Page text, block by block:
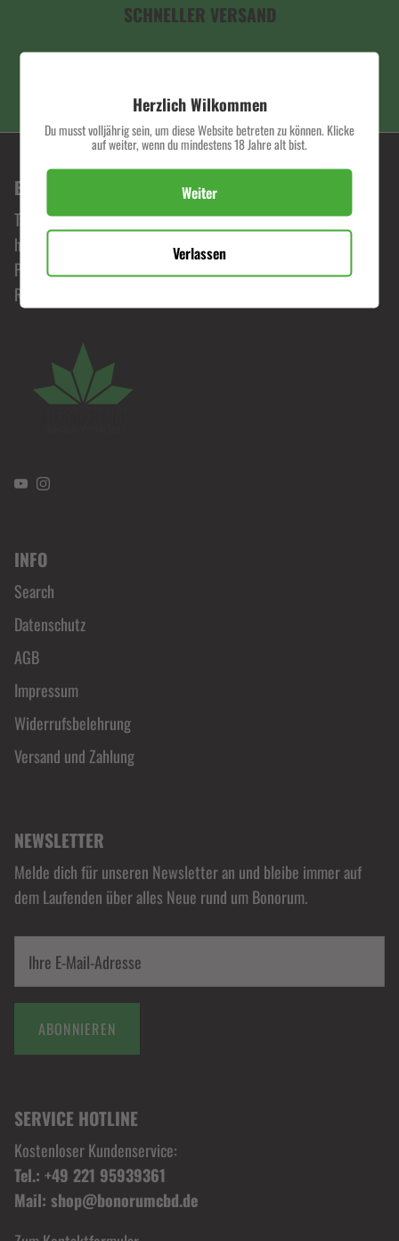
SCHNELLER VERSAND
PREMIUM QUALITÄT
BONORUM PREMIUM HEMP SHOP
Tauche ein in die Welt von Bonorum, wo Leidenschaft für
hochwertige Hanfprodukte zelebriert wird. Erlebe
Premiumqualität zu fairen Preisen und begib dich auf eine
Reise durch unser exklusives Sortiment.
YouTubeInstagram
INFO
Search
Datenschutz
AGB
Impressum
Widerrufsbelehrung
Versand und Zahlung
NEWSLETTER
Melde dich für unseren Newsletter an und bleibe immer auf
dem Laufenden über alles Neue rund um Bonorum.
ABONNIEREN
SERVICE HOTLINE
Kostenloser Kundenservice:
Tel.: +49 221 95939361
Mail: shop@bonorumcbd.de
Herzlich Wilkommen
Du musst volljährig sein, um diese Website betreten zu können. Klicke
auf weiter, wenn du mindestens 18 Jahre alt bist.
Weiter
Verlassen